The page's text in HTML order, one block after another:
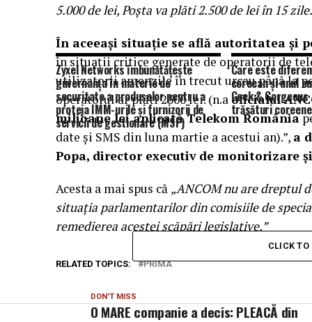
5.000 de lei, Poşta va plăti 2.500 de lei în 15 zile.
În aceeaşi situaţie se află autoritatea şi
în situaţii critice generate de operatorii de
utilizatorii amenzile în trecut urcau până la
operatorul ar plăti 2500 lei. (n.a oficialul
milioane lei aplicată Telekom România
date şi SMS din luna martie a acestui an).”, a
Popa, director executiv de monitorizare
Acesta a mai spus că „ANCOM nu are dreptul
situaţia parlamentarilor din comisiile de
remedierea acestei scăpări legislative.”
RELATED TOPICS: PRIMA
DON'T MISS
O MARE companie a decis: PLEACĂ din
Zyxel Networks îmbunătățește
guvernanța în materie de
securitate a produselor pentru a
proteja IMM-urile și furnizorii de
servicii de gestionare (MSP)
Care este
coreean și unul
Geek &
trăsături coreene
CLICK